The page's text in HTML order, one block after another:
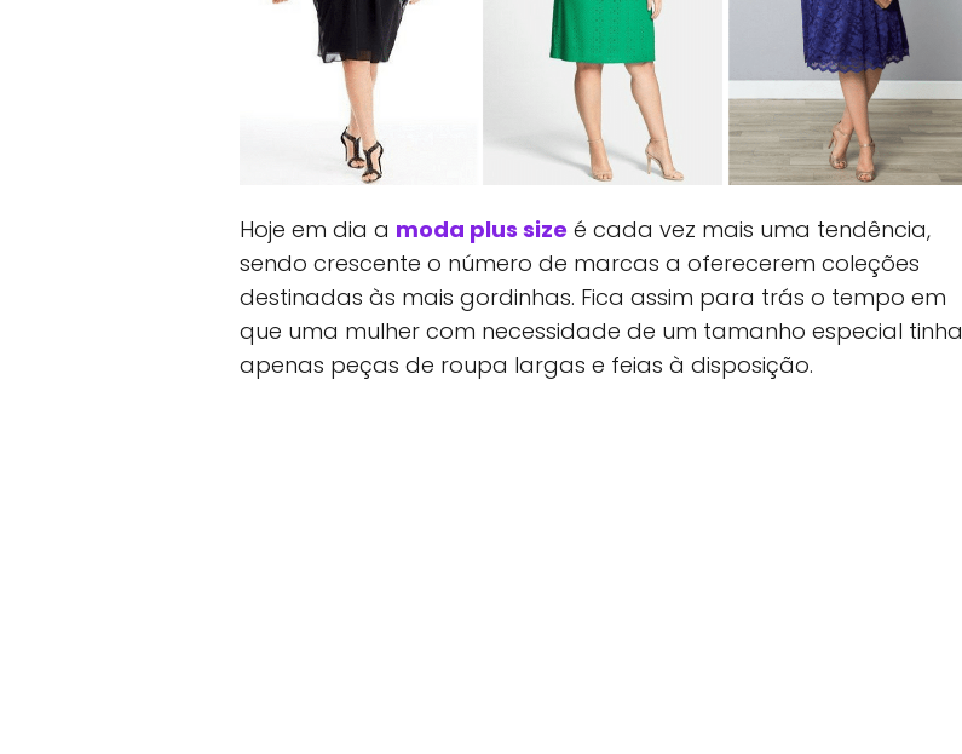
Hoje em dia a moda plus size é cada vez mais uma tendência,
sendo crescente o número de marcas a oferecerem coleções
destinadas às mais gordinhas. Fica assim para trás o tempo em
que uma mulher com necessidade de um tamanho especial tinha
apenas peças de roupa largas e feias à disposição.